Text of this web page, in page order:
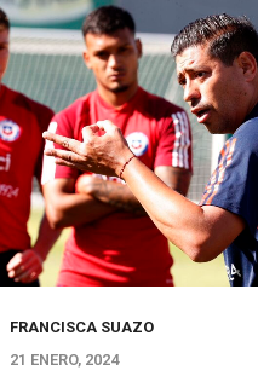
FRANCISCA SUAZO
21 ENERO, 2024